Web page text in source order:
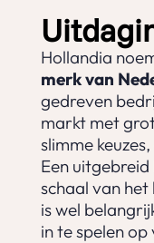
Hollandia
merk van
gedreven
markt met
slimme
Een
schaal van
is wel
in te spelen